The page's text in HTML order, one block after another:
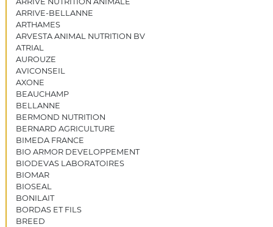
ARRIVE-BELLANNE
ARTHAMES
ARVESTA ANIMAL NUTRITION BV
ATRIAL
AUROUZE
AVICONSEIL
AXONE
BEAUCHAMP
BELLANNE
BERMOND NUTRITION
BERNARD AGRICULTURE
BIMEDA FRANCE
BIO ARMOR DEVELOPPEMENT
BIODEVAS LABORATOIRES
BIOMAR
BIOSEAL
BONILAIT
BORDAS ET FILS
BREED